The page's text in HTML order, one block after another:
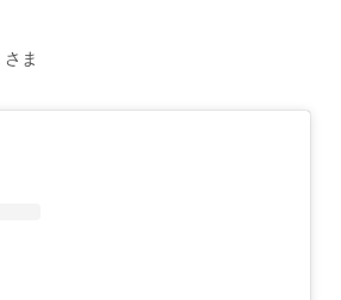
さま